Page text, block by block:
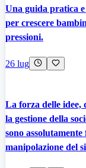
Una guida pratica
per crescere
pressioni.
26 lug
La forza delle idee,
la gestione della
sono
manipolazione del